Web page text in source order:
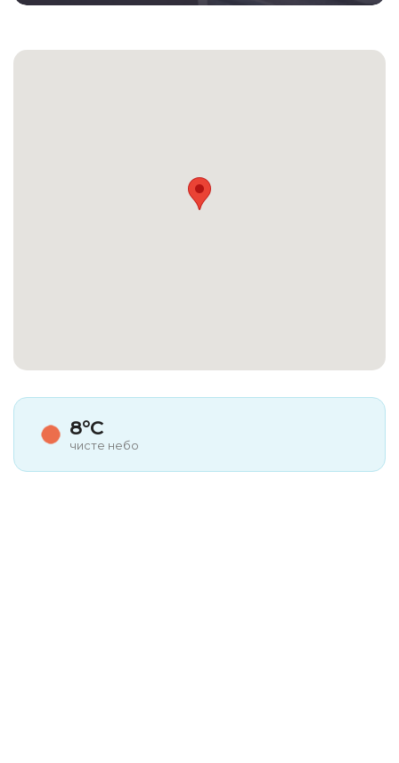
8°C
чисте небо